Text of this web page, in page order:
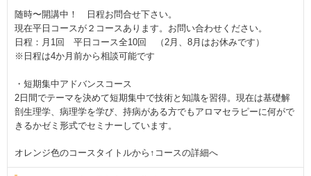
随時〜開講中！ 日程お問合せ下さい。
現在平日コースが２コースあります。お問い合わせください。
日程：月1回 平日コース全10回 （2月、8月はお休みです）
※日程は4か月前から相談可能です
・短期集中アドバンスコース
2日間でテーマを決めて短期集中で技術と知識を習得。現在は基礎解
剖生理学、病理学を学び、持病がある方でもアロマセラピーに何がで
きるかゼミ形式でセミナーしています。
オレンジ色のコースタイトルから↑コースの詳細へ